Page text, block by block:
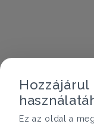
Ez az oldal a